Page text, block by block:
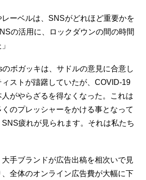
レーベルは、SNSがどれほど重要かを
の活用に、ロックダウンの間の時間
のボガッキは、サドルの意見に合意し
ィストが躊躇していたが、COVID-19
がやらざるを得なくなった。これは
のプレッシャーをかける事となって
SNS疲れが見られます。それは私たち
手ブランドが広告出稿を相次いで見
全体のオンライン広告費が大幅に下